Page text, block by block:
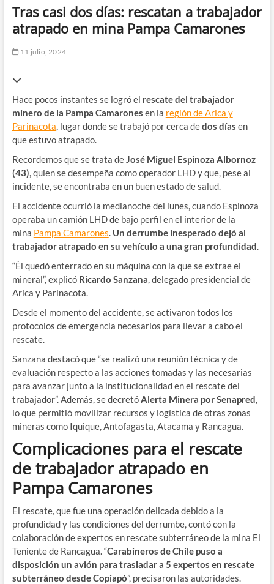
Tras casi dos días: rescatan a trabajador
atrapado en mina Pampa Camarones
11 julio, 2024
Hace pocos instantes se logró el rescate del trabajador
minero de la Pampa Camarones en la región de Arica y
Parinacota, lugar donde se trabajó por cerca dedos días en
que estuvo atrapado.
Recordemos que se trata deJosé Miguel Espinoza Albornoz
(43), quien se desempeña como operador LHD y que, pese al
incidente, se encontraba en un buen estado de salud.
El accidente ocurrió la medianoche del lunes, cuando Espinoza
operaba un camión LHD de bajo perfil en el interior de la
mina Pampa Camarones. Un derrumbe inesperado dejó al
trabajador atrapado en su vehículo a una gran profundidad.
“Él quedó enterrado en su máquina con la que se extrae el
mineral”, explicó Ricardo Sanzana, delegado presidencial de
Arica y Parinacota.
Desde el momento del accidente, se activaron todos los
protocolos de emergencia necesarios para llevar a cabo el
rescate.
Sanzana destacó que “se realizó una reunión técnica y de
evaluación respecto a las acciones tomadas y las necesarias
para avanzar junto a la institucionalidad en el rescate del
trabajador”. Además, se decretóAlerta Minera por Senapred,
lo que permitió movilizar recursos y logística de otras zonas
mineras como Iquique, Antofagasta, Atacama y Rancagua.
Complicaciones para el rescate
de trabajador atrapado en
Pampa Camarones
El rescate, que fue una operación delicada debido a la
profundidad y las condiciones del derrumbe, contó con la
colaboración de expertos en rescate subterráneo de la mina El
Teniente de Rancagua. “Carabineros de Chile puso a
disposición un avión para trasladar a 5 expertos en rescate
subterráneo desde Copiapó”, precisaron las autoridades.